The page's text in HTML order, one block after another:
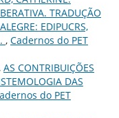
TRADUÇÃO
EDIPUCRS,
, Cadernos do PET
AS CONTRIBUIÇÕES
DAS
do PET